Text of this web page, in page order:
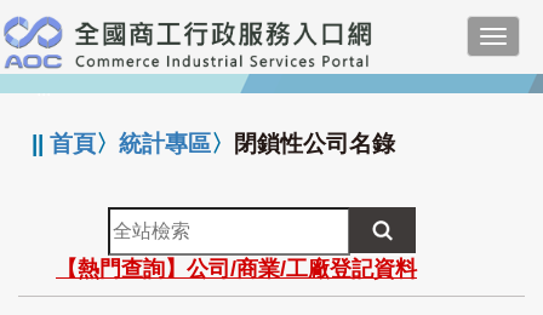
跳
到
主
要
:::
||首頁〉統計專區〉 閉鎖性公司名錄
全
站
檢
索
【熱門查詢】公司/商業/工廠登記資料